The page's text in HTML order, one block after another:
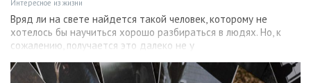
Интересное из жизни
Вряд ли на свете найдется такой человек, которому не
хотелось бы научиться хорошо разбираться в людях. Но, к
сожалению, получается это далеко не у